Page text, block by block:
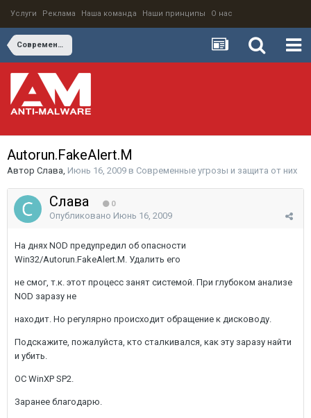
Услуги Реклама Наша команда Наши принципы О нас
Современные угрозы и защита от них
Autorun.FakeAlert.M
Автор Слава, Июнь 16, 2009 в Современные угрозы и защита от них
Слава 0
Опубликовано Июнь 16, 2009
На днях NOD предупредил об опасности
Win32/Autorun.FakeAlert.M. Удалить его
не смог, т.к. этот процесс занят системой. При глубоком анализе
NOD заразу не
находит. Но регулярно происходит обращение к дисководу.
Подскажите, пожалуйста, кто сталкивался, как эту заразу найти
и убить.
ОС WinXP SP2.
Заранее благодарю.